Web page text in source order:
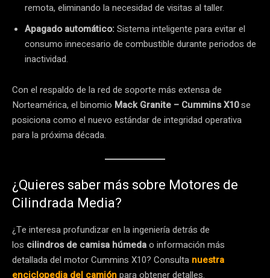
remota, eliminando la necesidad de visitas al taller.
Apagado automático:Sistema inteligente para evitar el
consumo innecesario de combustible durante periodos de
inactividad.
Con el respaldo de la red de soporte más extensa de
Norteamérica, el binomio Mack Granite – Cummins X10se
posiciona como el nuevo estándar de integridad operativa
para la próxima década.
¿Quieres saber más sobre Motores de
Cilindrada Media?
¿Te interesa profundizar en la ingeniería detrás de
los cilindros de camisa húmedao información más
detallada del motor Cummins X10? Consulta nuestra
enciclopedia del camiónpara obtener detalles.